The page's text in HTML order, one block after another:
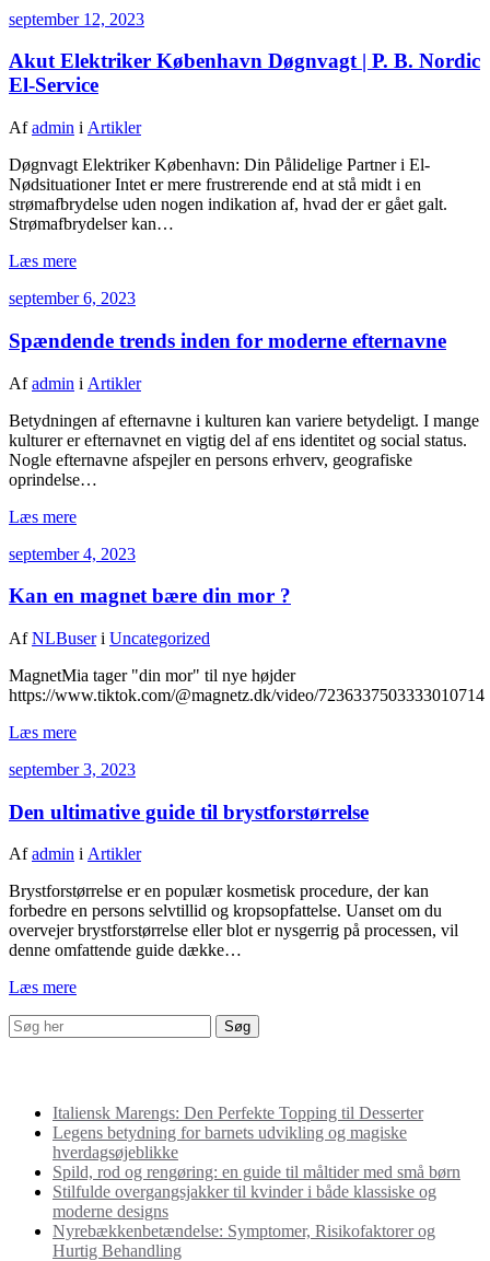
september 12, 2023
Akut Elektriker København Døgnvagt | P. B. Nordic
El-Service
Afadmin i Artikler
Døgnvagt Elektriker København: Din Pålidelige Partner i El-
Nødsituationer Intet er mere frustrerende end at stå midt i en
strømafbrydelse uden nogen indikation af, hvad der er gået galt.
Strømafbrydelser kan…
Læs mere
september 6, 2023
Spændende trends inden for moderne efternavne
Afadmin i Artikler
Betydningen af efternavne i kulturen kan variere betydeligt. I mange
kulturer er efternavnet en vigtig del af ens identitet og social status.
Nogle efternavne afspejler en persons erhverv, geografiske
oprindelse…
Læs mere
september 4, 2023
Kan en magnet bære din mor ?
AfNLBuser i Uncategorized
MagnetMia tager "din mor" til nye højder
https://www.tiktok.com/@magnetz.dk/video/7236337503333010714
Læs mere
september 3, 2023
Den ultimative guide til brystforstørrelse
Afadmin i Artikler
Brystforstørrelse er en populær kosmetisk procedure, der kan
forbedre en persons selvtillid og kropsopfattelse. Uanset om du
overvejer brystforstørrelse eller blot er nysgerrig på processen, vil
denne omfattende guide dække…
Læs mere
Italiensk Marengs: Den Perfekte Topping til Desserter
Legens betydning for barnets udvikling og magiske
hverdagsøjeblikke
Spild, rod og rengøring: en guide til måltider med små børn
Stilfulde overgangsjakker til kvinder i både klassiske og
moderne designs
Nyrebækkenbetændelse: Symptomer, Risikofaktorer og
Hurtig Behandling